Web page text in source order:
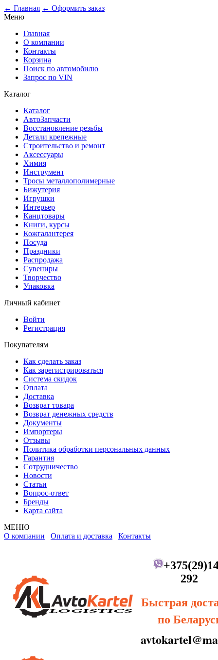
← Главная ← Оформить заказ
Меню
Главная
О компании
Контакты
Корзина
Поиск по автомобилю
Запрос по VIN
Каталог
Каталог
АвтоЗапчасти
Восстановление резьбы
Детали крепежные
Строительство и ремонт
Аксессуары
Химия
Инструмент
Тросы металлополимерные
Бижутерия
Игрушки
Интерьер
Канцтовары
Книги, курсы
Кожгалантерея
Посуда
Праздники
Распродажа
Сувениры
Творчество
Упаковка
Личный кабинет
Войти
Регистрация
Покупателям
Как сделать заказ
Как зарегистрироваться
Система скидок
Оплата
Доставка
Возврат товара
Возврат денежных средств
Документы
Импортеры
Отзывы
Политика обработки персональных данных
Гарантия
Сотрудничество
Новости
Статьи
Вопрос-ответ
Бренды
Карта сайта
МЕНЮ
О компании Оплата и доставка Контакты
292
Быстрая
по